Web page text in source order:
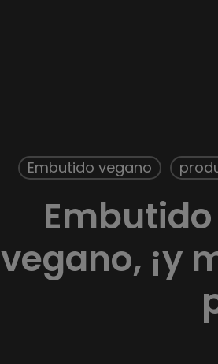
Embutido vegano
vegano, ¡y